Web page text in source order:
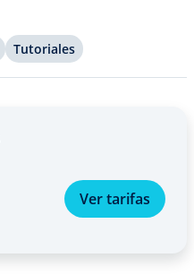
Tu­to­ria­les
Ver tarifas